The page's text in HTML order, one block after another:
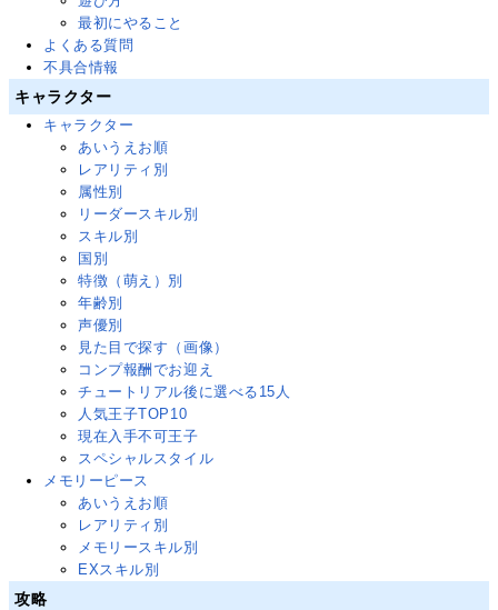
最初にやること
よくある質問
不具合情報
キャラクター
キャラクター
あいうえお順
レアリティ別
属性別
リーダースキル別
スキル別
国別
特徴（萌え）別
年齢別
声優別
見た目で探す（画像）
コンプ報酬でお迎え
チュートリアル後に選べる15人
人気王子TOP10
現在入手不可王子
スペシャルスタイル
メモリーピース
あいうえお順
レアリティ別
メモリースキル別
EXスキル別
攻略